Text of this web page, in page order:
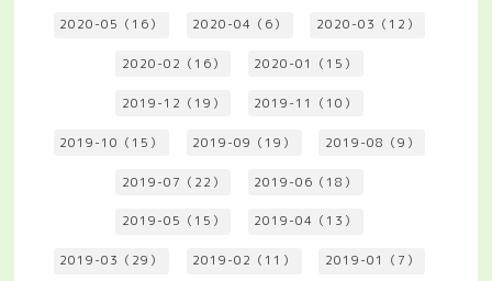
2020-05（16） 2020-04（6） 2020-03（12）
2020-02（16） 2020-01（15）
2019-12（19） 2019-11（10）
2019-10（15） 2019-09（19） 2019-08（9）
2019-07（22） 2019-06（18）
2019-05（15） 2019-04（13）
2019-03（29） 2019-02（11） 2019-01（7）